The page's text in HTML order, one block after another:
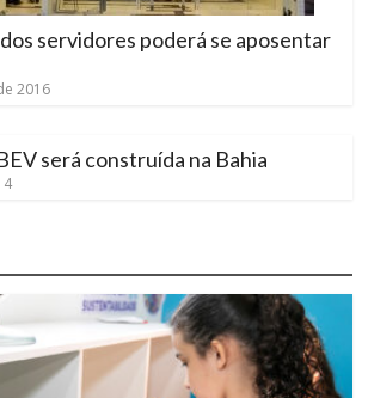
servidores poderá se aposentar
2016
será construída na Bahia